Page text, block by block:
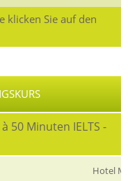
klicken Sie auf den
50 Minuten IELTS -
Hotel